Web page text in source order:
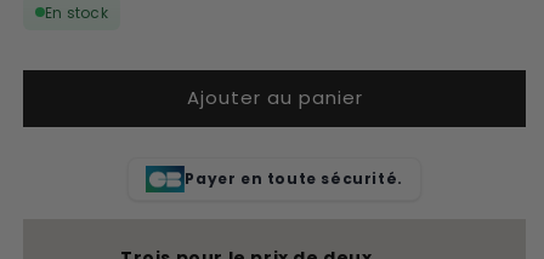
de
temporaire
avec
temporaire
main
avec
En stock
Ajouter au panier
Payer en toute sécurité.